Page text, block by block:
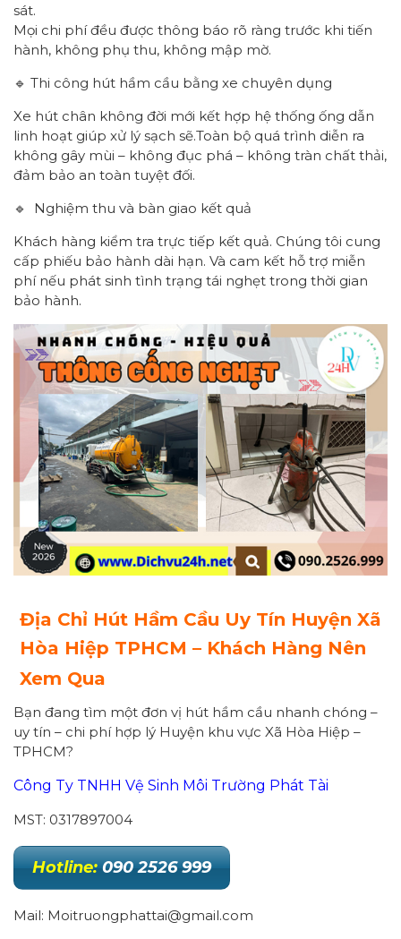
sát.
Mọi chi phí đều được thông báo rõ ràng trước khi tiến
hành, không phụ thu, không mập mờ.
🔹 Thi công hút hầm cầu bằng xe chuyên dụng
Xe hút chân không đời mới kết hợp hệ thống ống dẫn
linh hoạt giúp xử lý sạch sẽ.Toàn bộ quá trình diễn ra
không gây mùi – không đục phá – không tràn chất thải,
đảm bảo an toàn tuyệt đối.
🔹 Nghiệm thu và bàn giao kết quả
Khách hàng kiểm tra trực tiếp kết quả. Chúng tôi cung
cấp phiếu bảo hành dài hạn. Và cam kết hỗ trợ miễn
phí nếu phát sinh tình trạng tái nghẹt trong thời gian
bảo hành.
Địa Chỉ Hút Hầm Cầu Uy Tín Huyện Xã
Hòa Hiệp TPHCM – Khách Hàng Nên
Xem Qua
Bạn đang tìm một đơn vị hút hầm cầu nhanh chóng –
uy tín – chi phí hợp lý Huyện khu vực Xã Hòa Hiệp –
TPHCM?
Công Ty TNHH Vệ Sinh Môi Trường Phát Tài
MST: 0317897004
Hotline: 090 2526 999
Mail: Moitruongphattai@gmail.com